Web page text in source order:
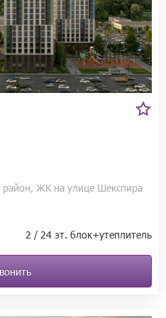
ЖК на улице Шекспира
2 / 24 эт. блок+утеплитель